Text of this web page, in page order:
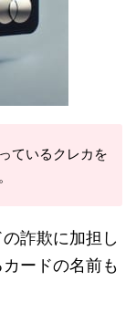
ているクレカを
詐欺に加担し
ードの名前も